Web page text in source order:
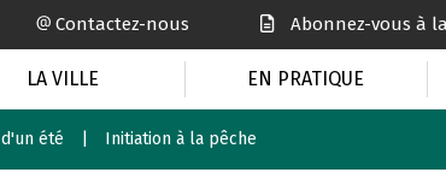
Contactez-nous Abonnez-vous à
LA VILLE EN PRATIQUE
été Initiation à la pêche